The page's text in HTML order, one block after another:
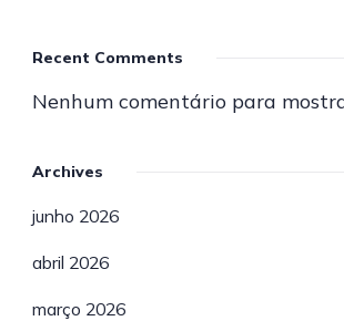
Recent Comments
Nenhum comentário para
Archives
junho 2026
abril 2026
março 2026